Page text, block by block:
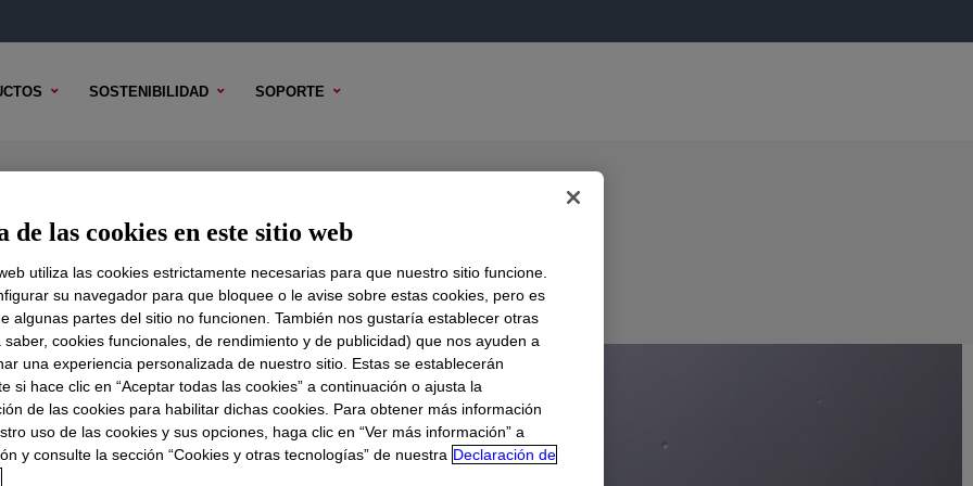
SOSTENIBILIDAD SOPORTE
TÉCNICO OPCIONES DE MUESTRA OPCIONES DE COMPRA
de las cookies en este sitio web
utiliza las cookies estrictamente necesarias para que nuestro sitio funcione.
su navegador para que bloquee o le avise sobre estas cookies, pero es
algunas partes del sitio no funcionen. También nos gustaría establecer otras
saber, cookies funcionales, de rendimiento y de publicidad) que nos ayuden a
una experiencia personalizada de nuestro sitio. Estas se establecerán
si hace clic en “Aceptar todas las cookies” a continuación o ajusta la
de las cookies para habilitar dichas cookies. Para obtener más información
uso de las cookies y sus opciones, haga clic en “Ver más información” a
y consulte la sección “Cookies y otras tecnologías” de nuestra Declaración de